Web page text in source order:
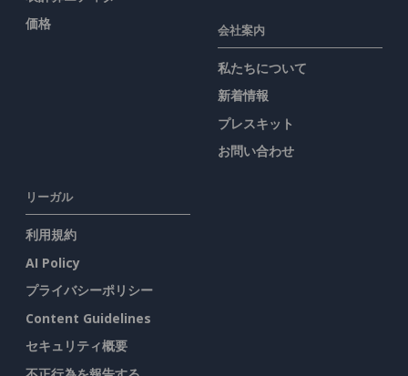
価格
会社案内
私たちについて
新着情報
プレスキット
お問い合わせ
リーガル
利用規約
AI Policy
プライバシーポリシー
Content Guidelines
セキュリティ概要